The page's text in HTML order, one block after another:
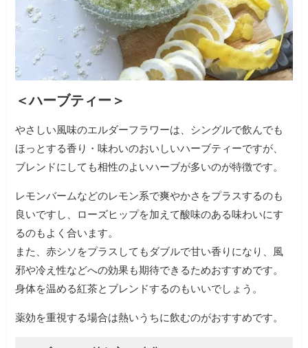
＜ハーブティー＞
やさしい風味のエルダーフラワーは、シングルで飲んでも
ほっとする香り・味わいのおいしいハーブティーですが、
ブレンドにしても相性のよいハーブが多いのが特徴です。
レモンバームなどのレモン系で爽やかさをプラスするのも
良いですし、ローズヒップを加えて酸味のある味わいにす
るのもよく合います。
また、赤シソをプラスしてもダブルで甘い香りになり、風
邪や冷え性などへの効果も期待できるためおすすめです。
身体を温める紅茶とブレンドするのもいいでしょう。
薬効を重視する場合は熱いうちに飲むのがおすすめです。